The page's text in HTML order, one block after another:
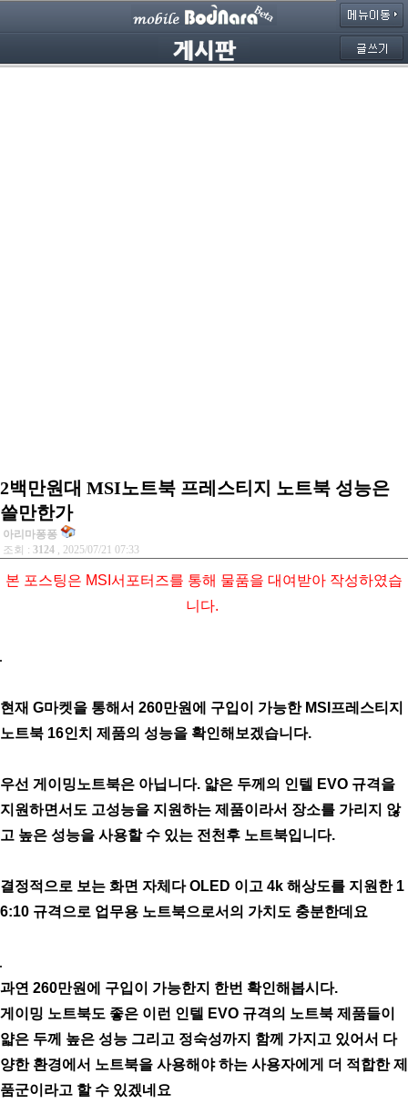
2백만원대 MSI노트북 프레스티지 노트북 성능은
쓸만한가
아리마퐁퐁
조회 : 3124 , 2025/07/21 07:33
본 포스팅은 MSI서포터즈를 통해 물품을 대여받아 작성하였습
니다.
현재 G마켓을 통해서 260만원에 구입이 가능한 MSI프레스티지
노트북 16인치 제품의 성능을 확인해보겠습니다.
우선 게이밍노트북은 아닙니다. 얇은 두께의 인텔 EVO 규격을
지원하면서도 고성능을 지원하는 제품이라서 장소를 가리지 않
고 높은 성능을 사용할 수 있는 전천후 노트북입니다.
결정적으로 보는 화면 자체다 OLED 이고 4k 해상도를 지원한 1
6:10 규격으로 업무용 노트북으로서의 가치도 충분한데요
과연 260만원에 구입이 가능한지 한번 확인해봅시다.
게이밍 노트북도 좋은 이런 인텔 EVO 규격의 노트북 제품들이
얇은 두께 높은 성능 그리고 정숙성까지 함께 가지고 있어서 다
양한 환경에서 노트북을 사용해야 하는 사용자에게 더 적합한 제
품군이라고 할 수 있겠네요